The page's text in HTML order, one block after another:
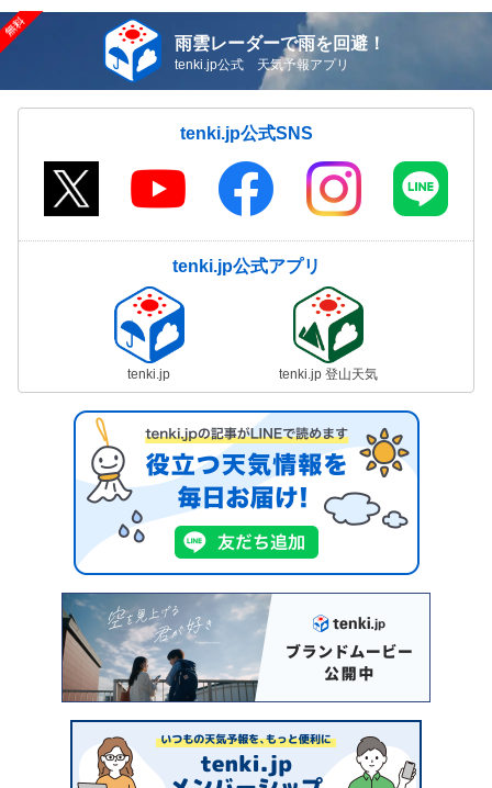
雨雲レーダーで雨を回避！
tenki.jp公式 天気予報アプリ
tenki.jp公式SNS
tenki.jp公式アプリ
tenki.jp tenki.jp 登山天気